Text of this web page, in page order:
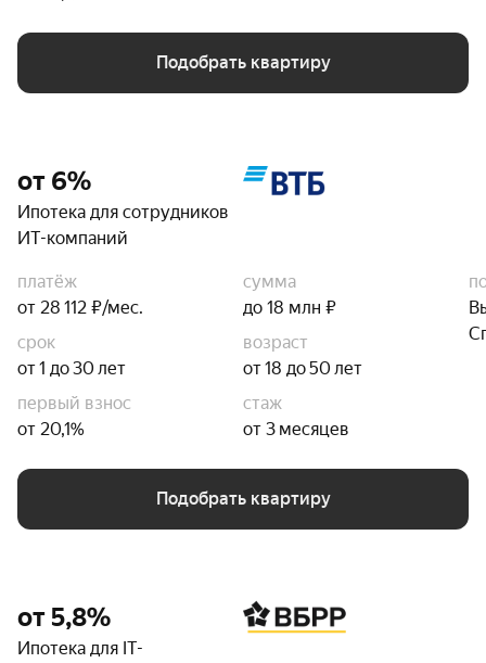
Подобрать квартиру
от 6%
Ипотека для сотрудников
ИТ-компаний
платёж
от 28 112 ₽/мес.
сумма
до 18 млн ₽
срок
от 1 до 30 лет
возраст
от 18 до 50 лет
первый взнос
от 20,1%
стаж
от 3 месяцев
Подобрать квартиру
от 5,8%
Ипотека для IT-